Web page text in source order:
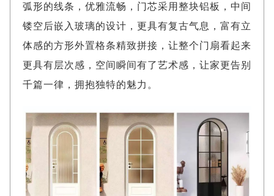
弧形的线条，优雅流畅，门芯采用整块铝板，中间
镂空后嵌入玻璃的设计，更具有复古气息，富有立
体感的方形外置格条精致拼接，让整个门扇看起来
更具有层次感，空间瞬间有了艺术感，让家更告别
千篇一律，拥抱独特的魅力。